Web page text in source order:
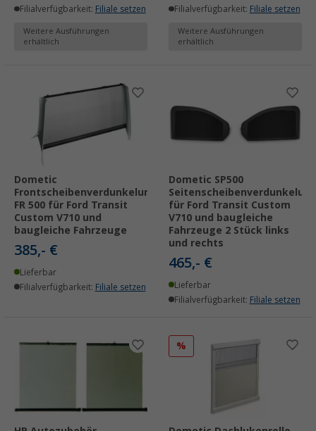
Filialverfügbarkeit: Filiale setzen
Weitere Ausführungen
erhältlich
Filialverfügbarkeit: Filiale setzen
Weitere Ausführungen
erhältlich
Dometic
Frontscheibenverdunkelung
FR 500 für Ford Transit
Custom V710 und
baugleiche Fahrzeuge
385,- €
Lieferbar
Filialverfügbarkeit: Filiale setzen
Dometic SP500
für Ford Transit Custom
V710 und baugleiche
Fahrzeuge 2 Stück links
und rechts
465,- €
Lieferbar
Filialverfügbarkeit: Filiale setzen
%